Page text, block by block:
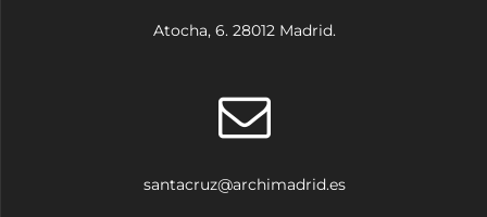
Atocha, 6. 28012 Madrid.
santacruz@archimadrid.es